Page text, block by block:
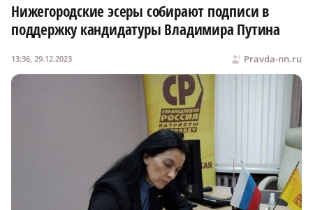
Нижегородские эсеры собирают подписи в
поддержку кандидатуры Владимира Путина
Pravda-nn.ru
13:36, 29.12.2023